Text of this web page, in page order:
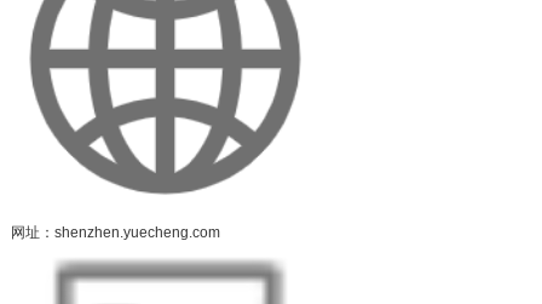
网址：shenzhen.yuecheng.com